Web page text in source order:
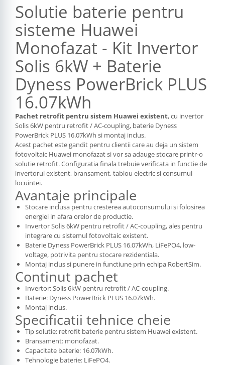
Solutie baterie pentru
sisteme Huawei
Monofazat - Kit Invertor
Solis 6kW + Baterie
Dyness PowerBrick PLUS
16.07kWh
Pachet retrofit pentru sistem Huawei existent, cu invertor
Solis 6kW pentru retrofit / AC-coupling, baterie Dyness
PowerBrick PLUS 16.07kWh si montaj inclus.
Acest pachet este gandit pentru clientii care au deja un sistem
fotovoltaic Huawei monofazat si vor sa adauge stocare printr-o
solutie retrofit. Configuratia finala trebuie verificata in functie de
invertorul existent, bransament, tablou electric si consumul
locuintei.
Avantaje principale
Stocare inclusa pentru cresterea autoconsumului si folosirea
energiei in afara orelor de productie.
Invertor Solis 6kW pentru retrofit / AC-coupling, ales pentru
integrare cu sistemul fotovoltaic existent.
Baterie Dyness PowerBrick PLUS 16.07kWh, LiFePO4, low-
voltage, potrivita pentru stocare rezidentiala.
Montaj inclus si punere in functiune prin echipa RobertSim.
Continut pachet
Invertor: Solis 6kW pentru retrofit / AC-coupling.
Baterie: Dyness PowerBrick PLUS 16.07kWh.
Montaj inclus.
Specificatii tehnice cheie
Tip solutie: retrofit baterie pentru sistem Huawei existent.
Bransament: monofazat.
Capacitate baterie: 16.07kWh.
Tehnologie baterie: LiFePO4.